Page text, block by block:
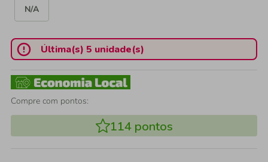
N/A
Última(s) 5 unidade(s)
Compre com pontos:
114pontos